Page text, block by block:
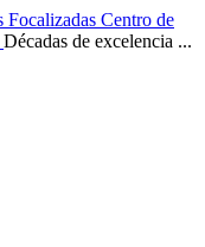
Centro de
Décadas de excelencia ...